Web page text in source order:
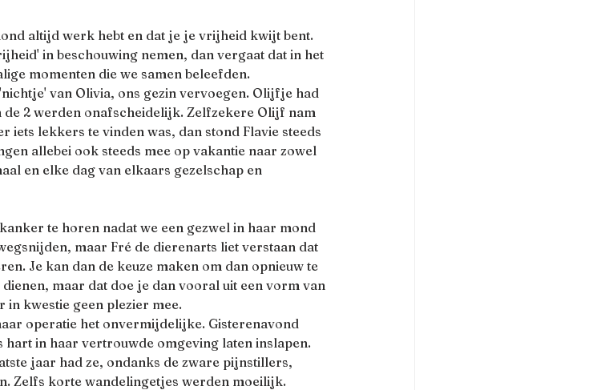
altijd werk hebt en dat je je vrijheid kwijt bent.
in beschouwing nemen, dan vergaat dat in het
momenten die we samen beleefden.
van Olivia, ons gezin vervoegen. Olijfje had
2 werden onafscheidelijk. Zelfzekere Olijf nam
iets lekkers te vinden was, dan stond Flavie steeds
allebei ook steeds mee op vakantie naar zowel
en elke dag van elkaars gezelschap en
te horen nadat we een gezwel in haar mond
maar Fré de dierenarts liet verstaan dat
Je kan dan de keuze maken om dan opnieuw te
maar dat doe je dan vooral uit een vorm van
kwestie geen plezier mee.
operatie het onvermijdelijke. Gisterenavond
hart in haar vertrouwde omgeving laten inslapen.
jaar had ze, ondanks de zware pijnstillers,
Zelfs korte wandelingetjes werden moeilijk.